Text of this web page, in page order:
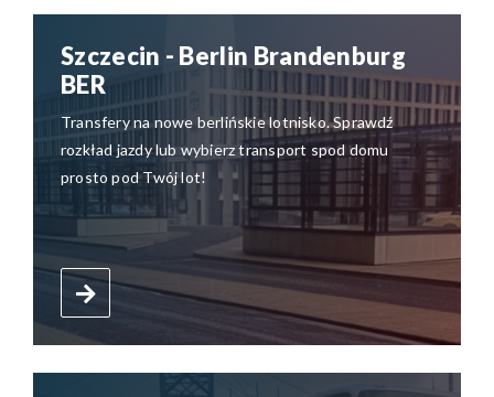
Szczecin - Berlin Brandenburg
BER
Transfery na nowe berlińskie lotnisko. Sprawdź
rozkład jazdy lub wybierz transport spod domu
prosto pod Twój lot!